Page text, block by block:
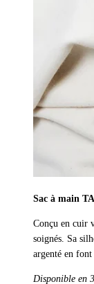
Sac à main
Conçu en cuir
soignés. Sa
argenté en font
Disponible en